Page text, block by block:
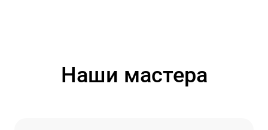
Наши мастера